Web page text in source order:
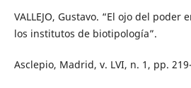
VALLEJO, Gustavo. “El ojo del poder
los institutos de biotipología”.
Asclepio, Madrid, v. LVI, n. 1, pp.